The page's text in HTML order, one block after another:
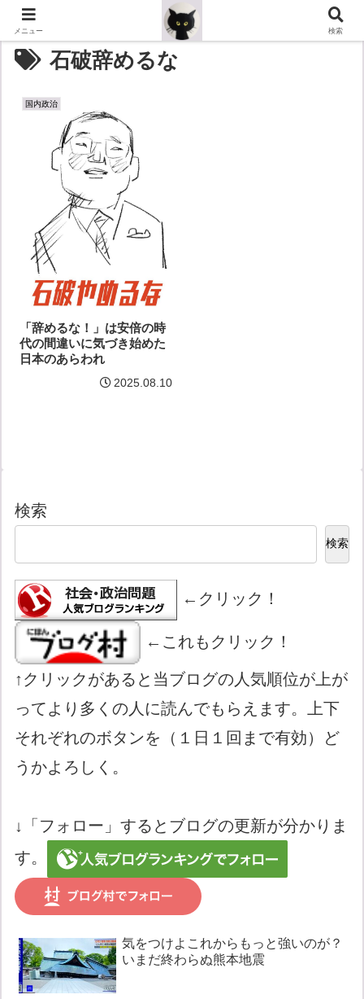
石破辞めるな
国内政治
「辞めるな！」は安倍の時
代の間違いに気づき始めた
日本のあらわれ
2025.08.10
検索
検索
←クリック！
←これもクリック！
↑クリックがあると当ブログの人気順位が上が
ってより多くの人に読んでもらえます。上下
それぞれのボタンを（１日１回まで有効）ど
うかよろしく。
↓「フォロー」するとブログの更新が分かりま
す。
気をつけよこれからもっと強いのが？
いまだ終わらぬ熊本地震
メニュー 検索